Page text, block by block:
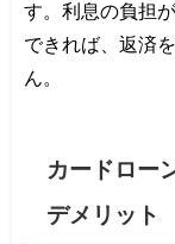
す。利息の負担
できれば、返済
ん。
カードロー
デメリット